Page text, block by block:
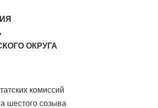
ОКРУГА
комиссий
шестого созыва